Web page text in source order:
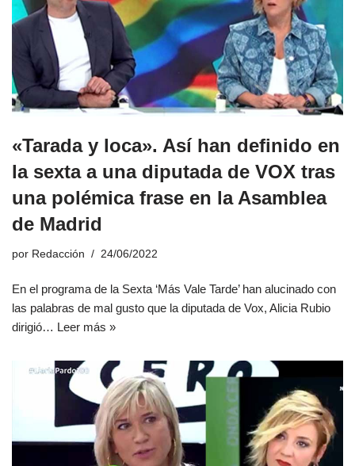
«Tarada y loca». Así han definido en
la sexta a una diputada de VOX tras
una polémica frase en la Asamblea
de Madrid
por Redacción 24/06/2022
En el programa de la Sexta ‘Más Vale Tarde’ han alucinado con
las palabras de mal gusto que la diputada de Vox, Alicia Rubio
dirigió… Leer más »